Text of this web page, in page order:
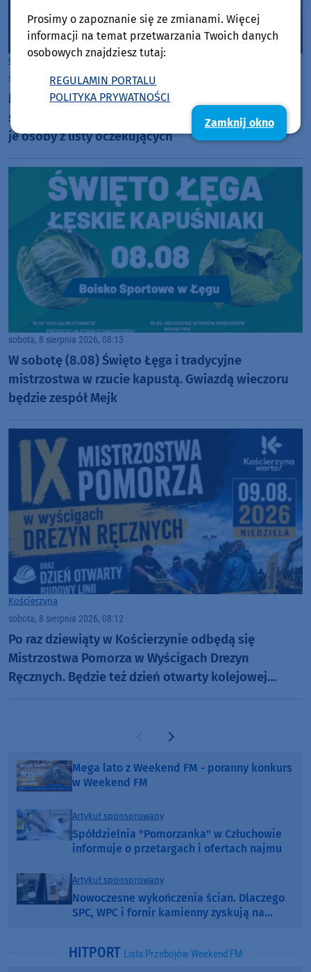
Człuchów
sobota, 8 sierpnia 2026, 08:21
Miasto Człuchów buduje kolejne pięć mieszkań
socjalnych w miejsce spalonych baraków. Dostaną
je osoby z listy oczekujących
sobota, 8 sierpnia 2026, 08:13
W sobotę (8.08) Święto Łęga i tradycyjne
mistrzostwa w rzucie kapustą. Gwiazdą wieczoru
będzie zespół Mejk
Kościerzyna
sobota, 8 sierpnia 2026, 08:12
Po raz dziewiąty w Kościerzynie odbędą się
Mistrzostwa Pomorza w Wyścigach Drezyn
Ręcznych. Będzie też dzień otwarty kolejowej
Poprzednia strona
Następna strona
Mega lato z Weekend FM - poranny konkurs
w Weekend FM
Artykuł sponsorowany
Spółdzielnia "Pomorzanka" w Człuchowie
informuje o przetargach i ofertach najmu
Artykuł sponsorowany
Nowoczesne wykończenia ścian. Dlaczego
SPC, WPC i fornir kamienny zyskują na
HITPORT Lista Przebojów Weekend FM
Prosimy o zapoznanie się ze zmianami. Więcej
informacji na temat przetwarzania Twoich danych
osobowych znajdziesz tutaj:
REGULAMIN PORTALU
POLITYKA PRYWATNOŚCI
Zamknij okno